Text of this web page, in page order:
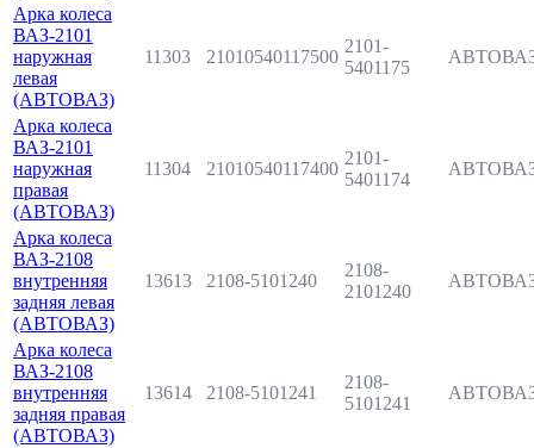
Арка колеса
ВАЗ-2101
наружная
левая
(АВТОВАЗ)
11303 21010540117500
2101-
5401175
Арка колеса
ВАЗ-2101
наружная
правая
(АВТОВАЗ)
11304 21010540117400
2101-
5401174
Арка колеса
ВАЗ-2108
внутренняя
задняя левая
(АВТОВАЗ)
13613 2108-5101240
2108-
2101240
Арка колеса
ВАЗ-2108
внутренняя
задняя правая
(АВТОВАЗ)
13614 2108-5101241
2108-
5101241